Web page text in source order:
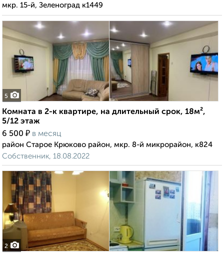
мкр. 15-й, Зеленоград к1449
5
Комната в 2-к квартире, на длительный срок, 18м²,
5/12 этаж
6 500 ₽ в месяц
район Старое Крюково район, мкр. 8-й микрорайон, к824
Собственник, 18.08.2022
2